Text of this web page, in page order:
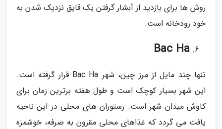
روش ها برای بازدید از آبشار گرفتن یک قایق نزدیک شدن به
خود رودخانه است.
Bac Ha
تنها چند مایل از مرز چین، شهر Bac Ha قرار گرفته است.
این شهر بسیار کوچک است و طول هفته برترین زمان برای
کاوش میدان شهر است. رستوران های محلی در این ناحیه
یافت می گردد که غذاهای محلی مقرون به صرفه، خوشمزه